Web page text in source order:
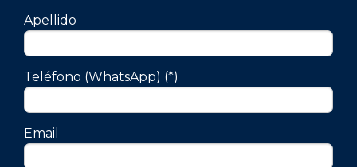
Apellido
Teléfono (WhatsApp) (*)
Email